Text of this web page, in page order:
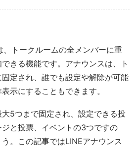
、トークルームの全メンバーに重
きる機能です。アナウンスは、ト
定され、誰でも設定や解除が可能
示にすることもできます。
5つまで固定され、設定できる投
と投票、イベントの3つですの
。この記事ではLINEアナウンス